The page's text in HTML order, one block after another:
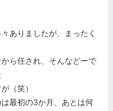
ありましたが、まったく
ら任され、そんなどーで
（笑）
最初の3か月、あとは何